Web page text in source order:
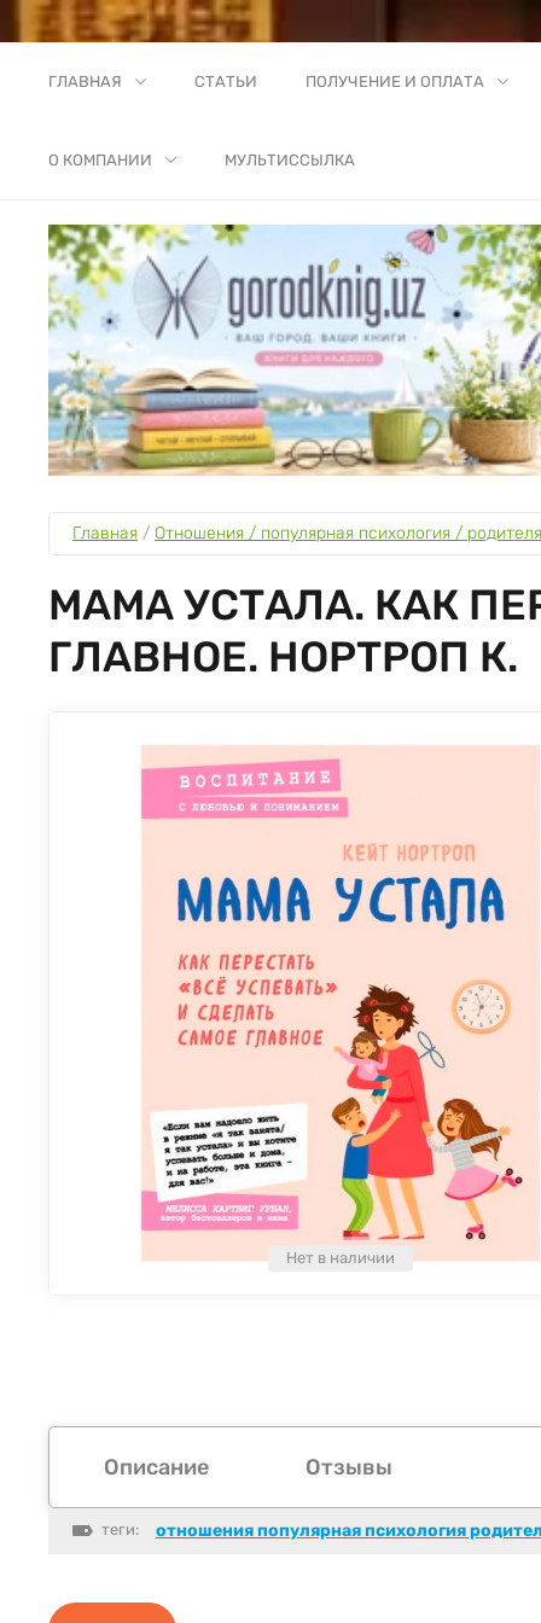
ГЛАВНАЯ СТАТЬИ ПОЛУЧЕНИЕ И ОПЛАТА
О КОМПАНИИ МУЛЬТИССЫЛКА
Главная / Отношения / популярная психология /
МАМА УСТАЛА. КАК
ГЛАВНОЕ. НОРТРОП К.
Нет в наличии
Описание Отзывы
теги: отношения популярная психология